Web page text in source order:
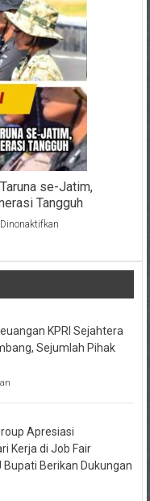
se-Jatim,
Tangguh
pada
Jatim,
Gubernur
Khofifah:
KPRI Sejahtera
Sejumlah Pihak
pada
Masalah
KPRI
Sejahtera
Diselidiki
Kejari
Apresiasi
Kerja di Job Fair
Berikan Dukungan